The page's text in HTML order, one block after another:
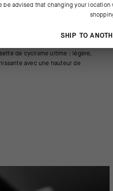
DU PRODUIT
chaussettes GT C2, la
S11 est une version plus
de cyclisme ultime : légère,
avec une hauteur de
18 cm. Les fils résistant aux
pour offrir un maintien
métatarses, la voûte plantaire
be advised that changing your
SHIP TO